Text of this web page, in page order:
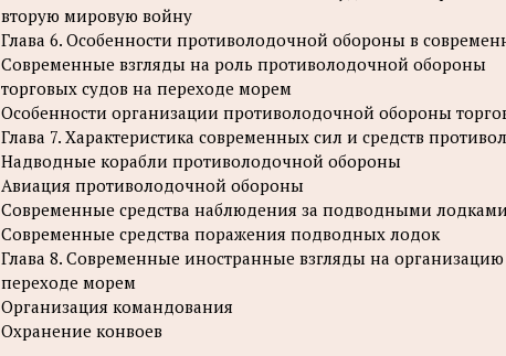
вторую мировую войну
Глава 6. Особенности противолодочной обороны в
Современные взгляды на роль противолодочной обороны
торговых судов на переходе морем
Особенности организации противолодочной обороны
Глава 7. Характеристика современных сил и средств
Надводные корабли противолодочной обороны
Авиация противолодочной обороны
Современные средства наблюдения за подводными лодками
Современные средства поражения подводных лодок
Глава 8. Современные иностранные взгляды на
переходе морем
Организация командования
Охранение конвоев